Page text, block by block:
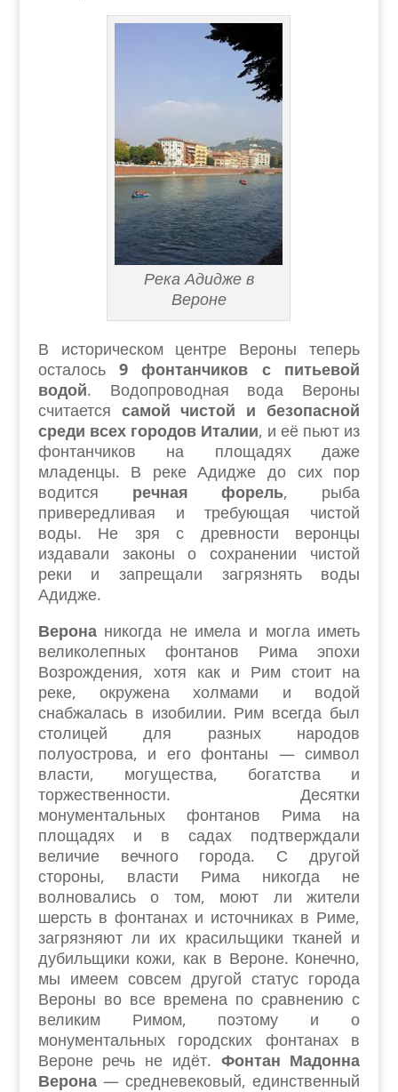
Река Адидже в
Вероне
В историческом центре Вероны теперь
осталось9 фонтанчиков с питьевой
водой. Водопроводная вода Вероны
считается самой чистой и безопасной
среди всех городов Италии, и её пьют из
фонтанчиков на площадях даже
младенцы. В реке Адидже до сих пор
водится речная форель, рыба
привередливая и требующая чистой
воды. Не зря с древности веронцы
издавали законы о сохранении чистой
реки и запрещали загрязнять воды
Адидже.
Веронаникогда не имела и могла иметь
великолепных фонтанов Рима эпохи
Возрождения, хотя как и Рим стоит на
реке, окружена холмами и водой
снабжалась в изобилии. Рим всегда был
столицей для разных народов
полуострова, и его фонтаны — символ
власти, могущества, богатства и
торжественности. Десятки
монументальных фонтанов Рима на
площадях и в садах подтверждали
величие вечного города. С другой
стороны, власти Рима никогда не
волновались о том, моют ли жители
шерсть в фонтанах и источниках в Риме,
загрязняют ли их красильщики тканей и
дубильщики кожи, как в Вероне. Конечно,
мы имеем совсем другой статус города
Вероны во все времена по сравнению с
великим Римом, поэтому и о
монументальных городских фонтанах в
Вероне речь не идёт. Фонтан Мадонна
Верона— средневековый, единственный